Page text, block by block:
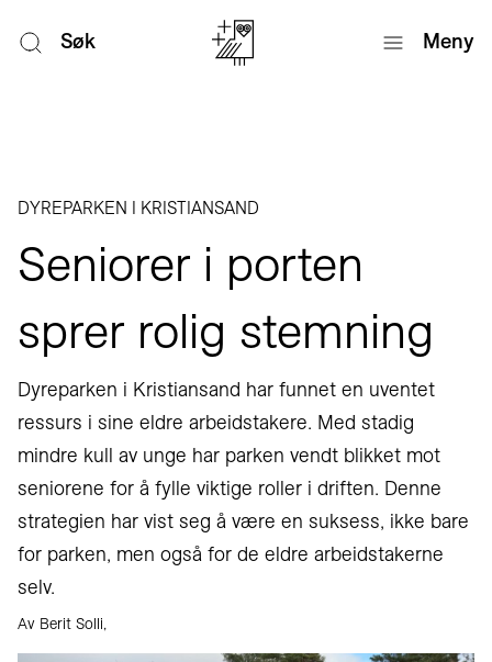
Søk Meny
DYREPARKEN I KRISTIANSAND
Seniorer i porten
sprer rolig stemning
Dyreparken i Kristiansand har funnet en uventet
ressurs i sine eldre arbeidstakere. Med stadig
mindre kull av unge har parken vendt blikket mot
seniorene for å fylle viktige roller i driften. Denne
strategien har vist seg å være en suksess, ikke bare
for parken, men også for de eldre arbeidstakerne
selv.
Av Berit Solli,